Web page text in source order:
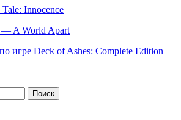
Innocence
— A World Apart
игре Deck of Ashes: Complete Edition